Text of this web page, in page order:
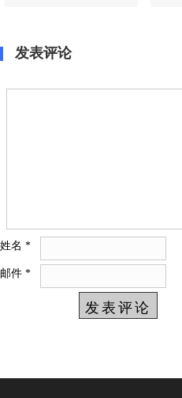
发表评论
姓名 *
邮件 *